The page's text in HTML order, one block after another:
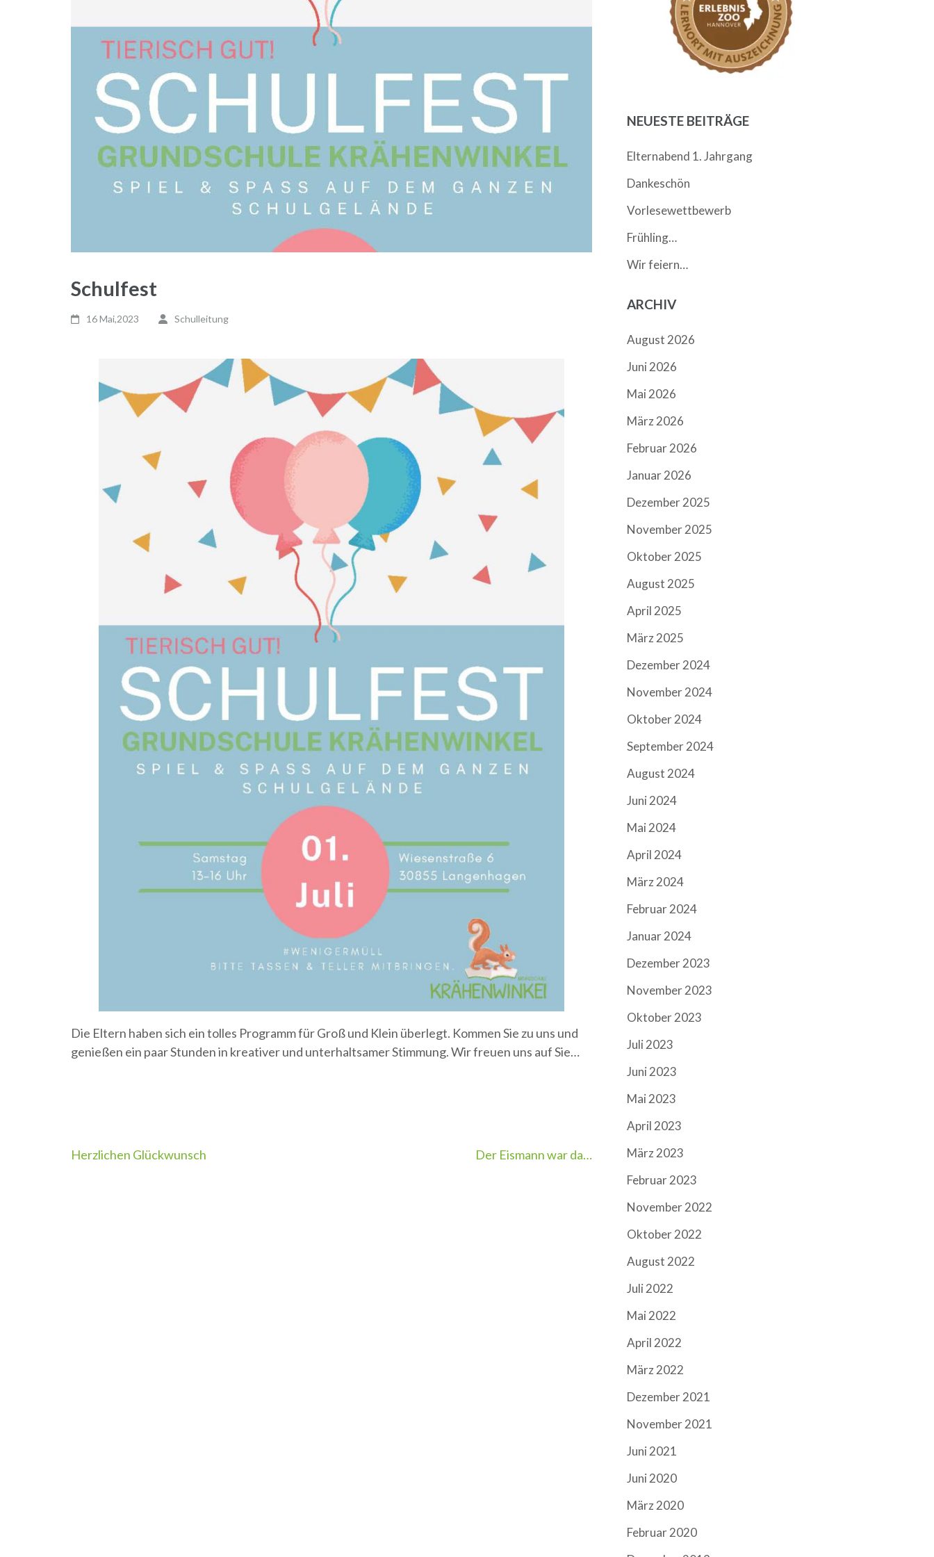
Schulfest
16 Mai,2023 Schulleitung
Die Eltern haben sich ein tolles Programm für Groß und Klein überlegt. Kommen Sie zu uns und
genießen ein paar Stunden in kreativer und unterhaltsamer Stimmung. Wir freuen uns auf Sie…
Beitragsnavigation
Herzlichen Glückwunsch Der Eismann war da…
NEUESTE BEITRÄGE
Elternabend 1. Jahrgang
Dankeschön
Vorlesewettbewerb
Frühling…
Wir feiern…
ARCHIV
August 2026
Juni 2026
Mai 2026
März 2026
Februar 2026
Januar 2026
Dezember 2025
November 2025
Oktober 2025
August 2025
April 2025
März 2025
Dezember 2024
November 2024
Oktober 2024
September 2024
August 2024
Juni 2024
Mai 2024
April 2024
März 2024
Februar 2024
Januar 2024
Dezember 2023
November 2023
Oktober 2023
Juli 2023
Juni 2023
Mai 2023
April 2023
März 2023
Februar 2023
November 2022
Oktober 2022
August 2022
Juli 2022
Mai 2022
April 2022
März 2022
Dezember 2021
November 2021
Juni 2021
Juni 2020
März 2020
Februar 2020